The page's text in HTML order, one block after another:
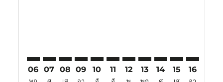
06 07 08 09 10 11 12 13 14 15 16